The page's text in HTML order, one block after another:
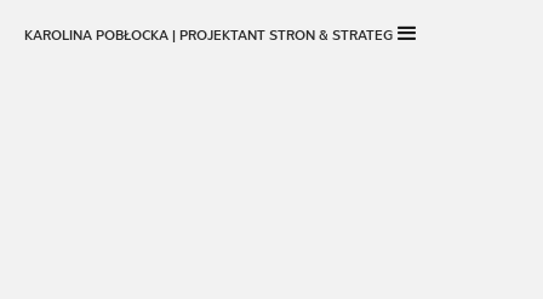
KAROLINA POBŁOCKA | PROJEKTANT STRON & STRATEG